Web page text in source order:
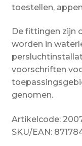
toestellen,
De fittingen zijn
worden in
voorschriften
genomen.
Artikelcode:
SKU/EAN: